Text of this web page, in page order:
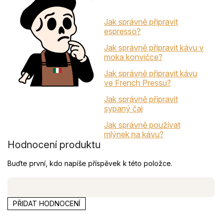
Jak správně připravit
espresso?
Jak správně připravit kávu v
moka konvičce?
Jak správně připravit kávu
ve French Pressu?
Jak správně připravit
sypaný čaj
Jak správně používat
mlýnek na kávu?
Hodnocení produktu
Buďte první, kdo napíše příspěvek k této položce.
PŘIDAT HODNOCENÍ